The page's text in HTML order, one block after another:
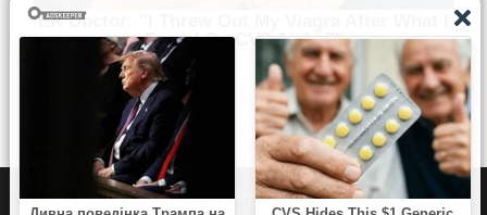
WordPress |Theme:NewsAnchorby aThemes.